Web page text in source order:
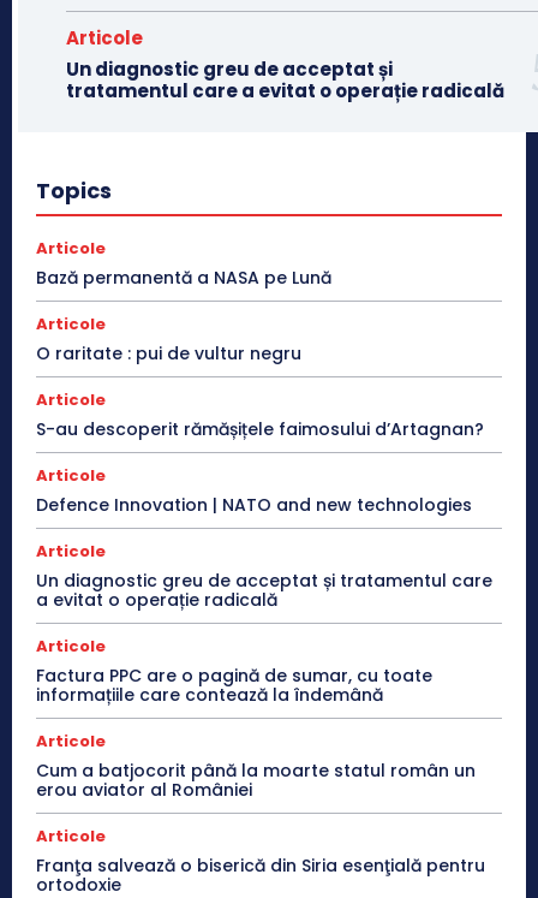
Articole
Un diagnostic greu de acceptat și
tratamentul care a evitat o operație radicală
Topics
Articole
Bază permanentă a NASA pe Lună
Articole
O raritate : pui de vultur negru
Articole
S-au descoperit rămășițele faimosului d’Artagnan?
Articole
Defence Innovation | NATO and new technologies
Articole
Un diagnostic greu de acceptat și tratamentul care
a evitat o operație radicală
Articole
Factura PPC are o pagină de sumar, cu toate
informațiile care contează la îndemână
Articole
Cum a batjocorit până la moarte statul român un
erou aviator al României
Articole
Franţa salvează o biserică din Siria esenţială pentru
ortodoxie